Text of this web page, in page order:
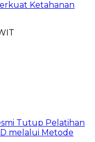
Ketahanan
Tutup Pelatihan
melalui Metode